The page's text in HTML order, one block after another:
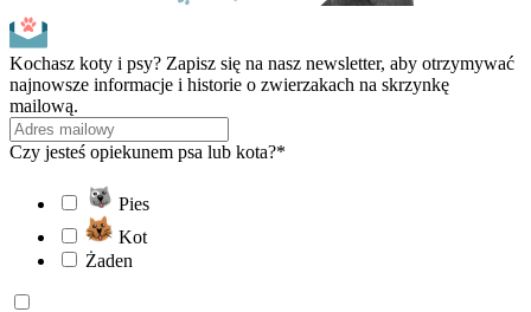
Kochasz koty i psy? Zapisz się na nasz newsletter, aby otrzymywać
najnowsze informacje i historie o zwierzakach na skrzynkę
mailową.
Czy jesteś opiekunem psa lub kota?*
Pies
Kot
Żaden